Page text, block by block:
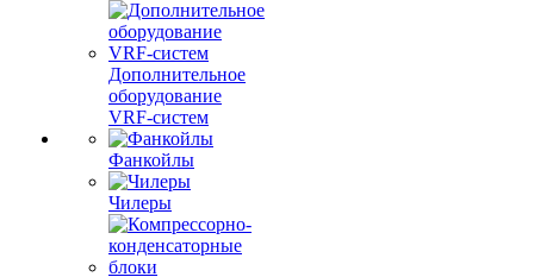
Дополнительное
оборудование
VRF-систем
Фанкойлы
Чилеры